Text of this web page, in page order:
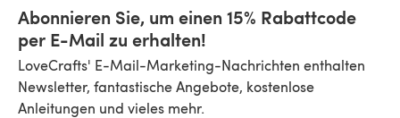
Abonnieren Sie, um einen 15% Rabattcode
per E-Mail zu erhalten!
LoveCrafts' E-Mail-Marketing-Nachrichten enthalten
Newsletter, fantastische Angebote, kostenlose
Anleitungen und vieles mehr.